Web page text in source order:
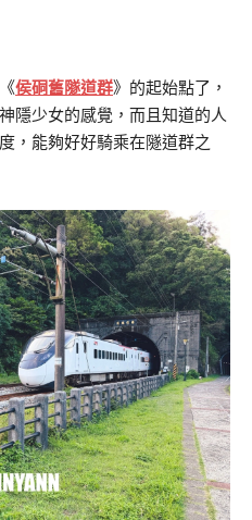
侯硐舊隧道群》的起始點了，
隱少女的感覺，而且知道的人
，能夠好好騎乘在隧道群之